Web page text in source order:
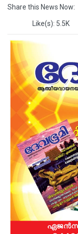
Share this News Now:
Like(s): 5.5K